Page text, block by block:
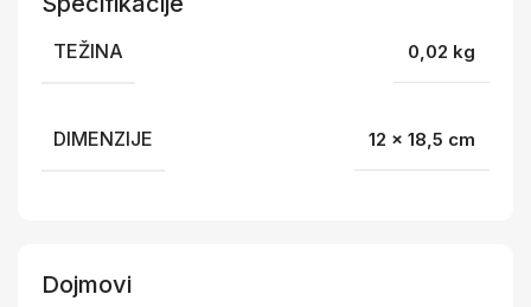
TEŽINA 0,02 kg
DIMENZIJE 12 × 18,5 cm
Dojmovi